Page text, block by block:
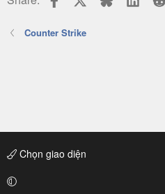
Counter Strike
Chọn giao diện